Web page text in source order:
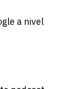
a nivel